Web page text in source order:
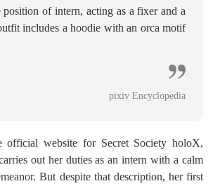
position of intern, acting as a fixer and a
includes a hoodie with an orca motif
pixiv Encyclopedia
official website for Secret Society holoX,
out her duties as an intern with a calm
But despite that description, her first